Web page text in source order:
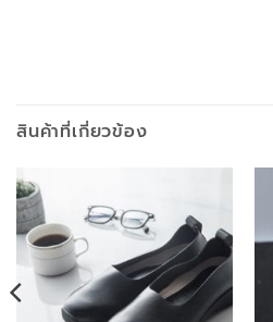
สินค้าที่เกี่ยวข้อง